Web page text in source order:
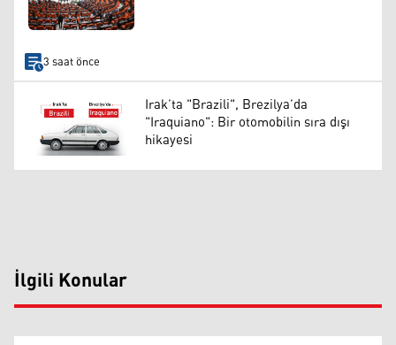
3 saat önce
Irak’ta "Brazili", Brezilya’da
"Iraquiano": Bir otomobilin sıra dışı
hikayesi
İlgili Konular